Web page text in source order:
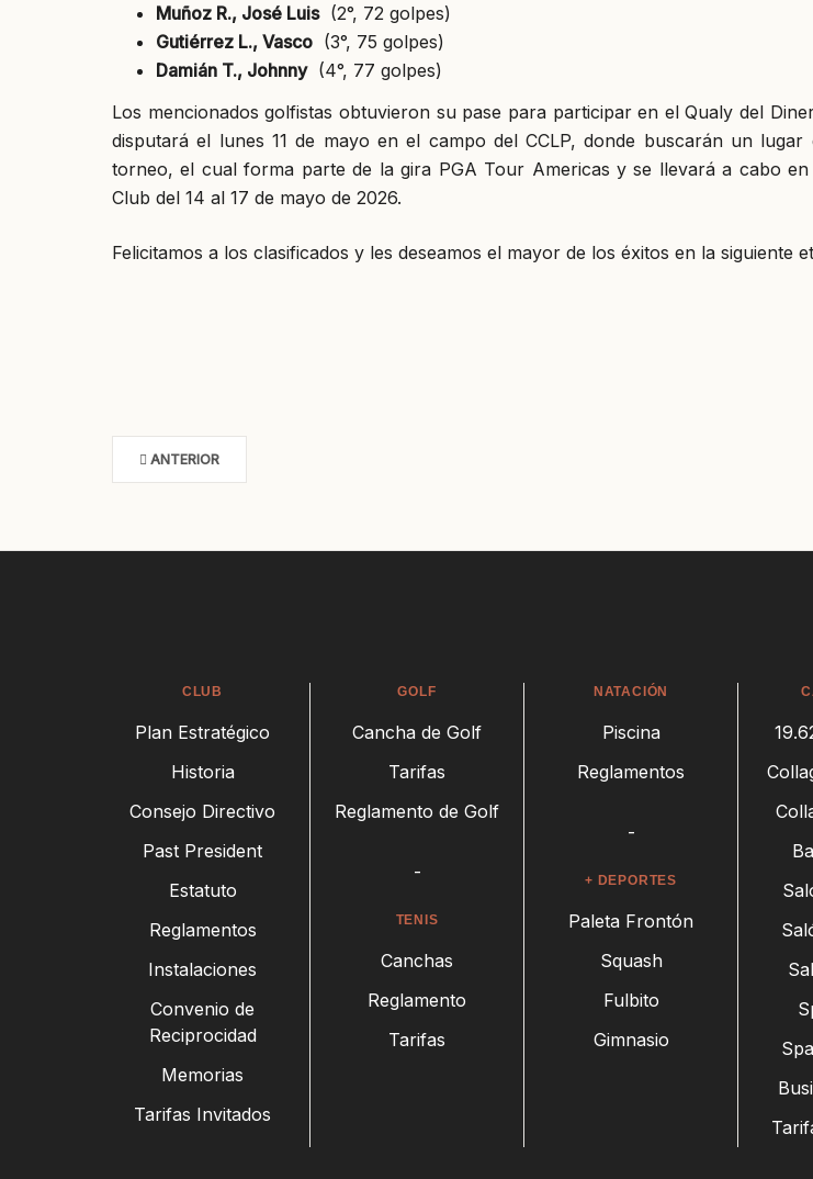
Muñoz R., José Luis(2°, 72 golpes)
Gutiérrez L., Vasco (3°, 75 golpes)
Damián T., Johnny(4°, 77 golpes)
Los mencionados golfistas obtuvieron su pase para participar en el Qualy del
disputará el lunes 11 de mayo en el campo del CCLP, donde buscarán un
torneo, el cual forma parte de la gira PGA Tour Americas y se llevará a cabo
Club del 14 al 17 de mayo de 2026.
Felicitamos a los clasificados y les deseamos el mayor de los éxitos en la siguiente
ANTERIOR
CLUB
Plan Estratégico
Historia
Consejo Directivo
Past President
Estatuto
Reglamentos
Instalaciones
Convenio de
Reciprocidad
Memorias
Tarifas Invitados
GOLF
Cancha de Golf
Tarifas
Reglamento de Golf
-
TENIS
Canchas
Reglamento
Tarifas
NATACIÓN
Piscina
Reglamentos
-
+ DEPORTES
Paleta Frontón
Squash
Fulbito
Gimnasio